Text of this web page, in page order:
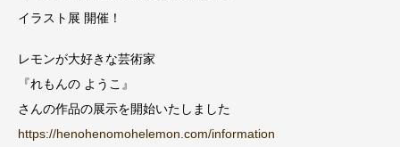
イラスト展 開催！
レモンが大好きな芸術家
『れもんの ようこ』
さんの作品の展示を開始いたしました
https://henohenomohelemon.com/information